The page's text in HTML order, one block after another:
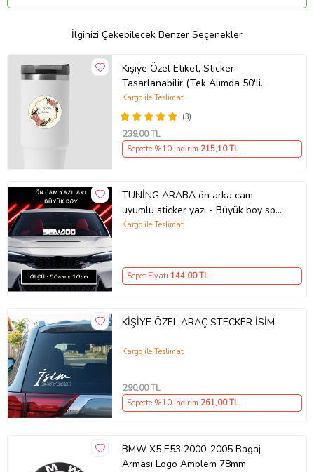
Olduğunuz Yüzeye Üstten Başlayarak Plastik Bir Kart İle Bastırıp
Transferin Üzerinden Desene Baskı Yaparak Stickerin Düzeye
Yapıştırdığınız Alandan Yavaşça Ve Dikkatlice Sıyırın.Transferi
Çekerken Parçaların Taşıyıcıdan Ayrılıp Belirlemiş Olduğunuz Alana
Yapıştığından Emin Olun.Artık Stickeriniz Kullanıma Hazır. Tebrikler
Ürün Kodu:kcm87298494
İlginizi Çekebilecek Benzer Seçenekler
Kişiye Özel Etiket, Sticker
Tasarlanabilir (Tek Alımda 50'li
Gönderim Yapılmaktadır)
(3)
Kargo ile Teslimat
239,00 TL
Sepette %10 İndirim 215,10 TL
TUNİNG ARABA ön arka cam
uyumlu sticker yazı - Büyük boy spor
tuning modifiye etiket
Kargo ile Teslimat
Sepet Fiyatı 144,00 TL
KİŞİYE ÖZEL ARAÇ STECKER İSİM
Kargo ile Teslimat
290,00 TL
Sepette %10 İndirim 261,00 TL
BMW X5 E53 2000-2005 Bagaj
Arması Logo Amblem 78mm